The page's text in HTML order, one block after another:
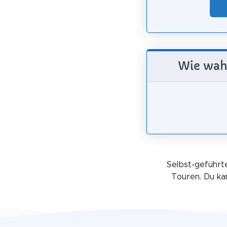
Wie
Selbst-
Touren. Du